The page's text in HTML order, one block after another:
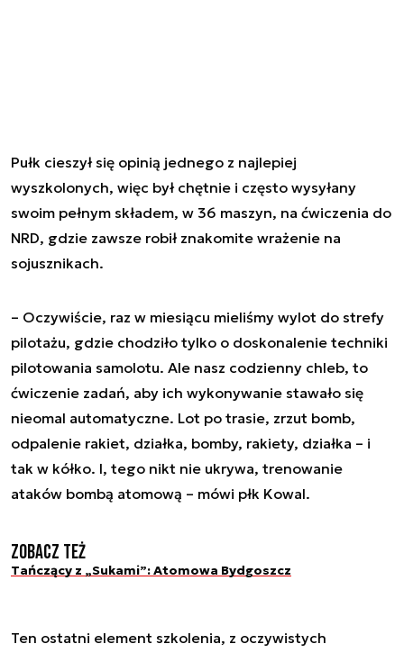
Pułk cieszył się opinią jednego z najlepiej
wyszkolonych, więc był chętnie i często wysyłany
swoim pełnym składem, w 36 maszyn, na ćwiczenia do
NRD, gdzie zawsze robił znakomite wrażenie na
sojusznikach.
– Oczywiście, raz w miesiącu mieliśmy wylot do strefy
pilotażu, gdzie chodziło tylko o doskonalenie techniki
pilotowania samolotu. Ale nasz codzienny chleb, to
ćwiczenie zadań, aby ich wykonywanie stawało się
nieomal automatyczne. Lot po trasie, zrzut bomb,
odpalenie rakiet, działka, bomby, rakiety, działka – i
tak w kółko. I, tego nikt nie ukrywa, trenowanie
ataków bombą atomową – mówi płk Kowal.
Zobacz też
Tańczący z „Sukami”: Atomowa Bydgoszcz
Ten ostatni element szkolenia, z oczywistych